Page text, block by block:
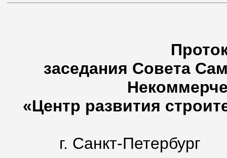
заседания Совета
«Центр развития
г. Санкт-Петербург